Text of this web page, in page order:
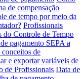
de compensação
de tempo por meio da
Profissionais
do Controle de Tempo
pagamento SEPA a
de
e exportar variáveis de
de Profissionais Data de